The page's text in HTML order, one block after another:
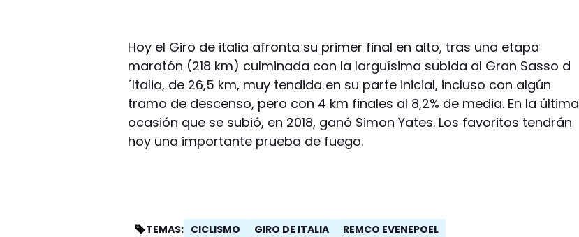
Hoy el Giro de italia afronta su primer final en alto, tras una etapa
maratón (218 km) culminada con la larguísima subida al Gran Sasso d
´Italia, de 26,5 km, muy tendida en su parte inicial, incluso con algún
tramo de descenso, pero con 4 km finales al 8,2% de media. En la última
ocasión que se subió, en 2018, ganó Simon Yates. Los favoritos tendrán
hoy una importante prueba de fuego.
TEMAS: CICLISMO GIRO DE ITALIA REMCO EVENEPOEL